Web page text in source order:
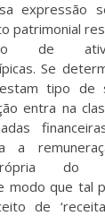
expressão
patrimonial
de
Se
tipo de
entra na
a
do
modo que tal
de